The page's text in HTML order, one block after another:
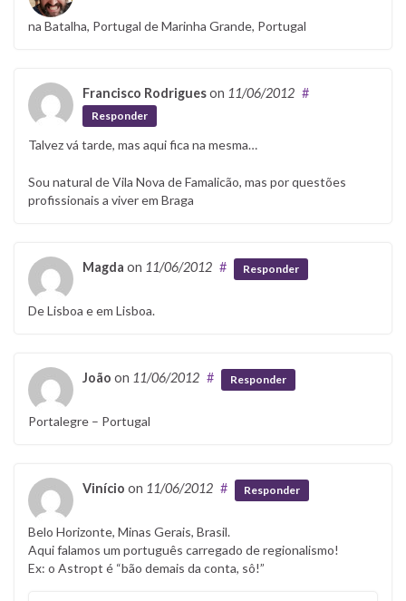
na Batalha, Portugal de Marinha Grande, Portugal
Francisco Rodrigueson 11/06/2012 #
Responder
Talvez vá tarde, mas aqui fica na mesma…
Sou natural de Vila Nova de Famalicão, mas por questões
profissionais a viver em Braga
Magda on 11/06/2012 # Responder
De Lisboa e em Lisboa.
João on 11/06/2012 # Responder
Portalegre – Portugal
Vinício on 11/06/2012 # Responder
Belo Horizonte, Minas Gerais, Brasil.
Aqui falamos um português carregado de regionalismo!
Ex: o Astropt é “bão demais da conta, sô!”